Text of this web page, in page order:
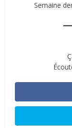
Semaine